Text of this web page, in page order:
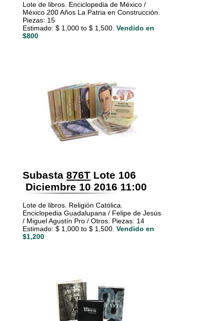
Lote de libros. Enciclopedia de México /
México 200 Años La Patria en Construcción.
Piezas: 15
Estimado: $ 1,000 to $ 1,500. Vendido en
$800
Subasta 876T Lote 106
Diciembre 10 2016 11:00
Lote de libros. Religión Católica.
Enciclopedia Guadalupana / Felipe de Jesús
/ Miguel Agustín Pro / Otros. Piezas: 14
Estimado: $ 1,000 to $ 1,500. Vendido en
$1,200